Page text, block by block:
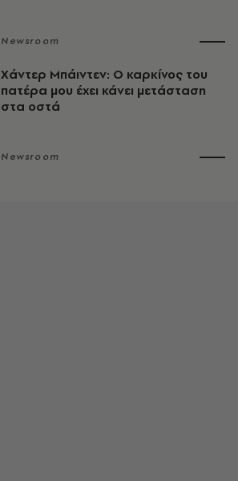
Newsroom
Χάντερ Μπάιντεν: Ο καρκίνος του
πατέρα μου έχει κάνει μετάσταση
στα οστά
Newsroom